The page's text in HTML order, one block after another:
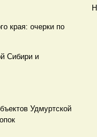
края: очерки по
Сибири и
Удмуртской